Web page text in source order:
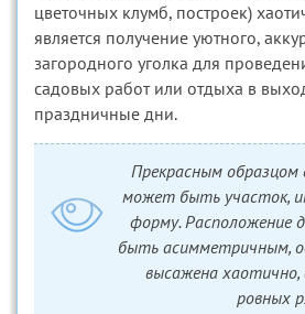
цветочных клумб, построек)
является получение уютного,
загородного уголка для
садовых работ или отдыха в
праздничные дни.
Прекрасным
может быть участок,
форму. Расположение
быть асимметричным,
высажена хаотично,
ровных